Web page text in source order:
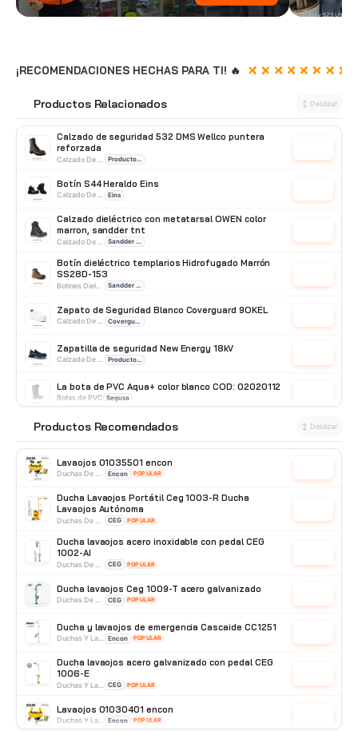
¡RECOMENDACIONES HECHAS PARA TI! 🔥
Productos Relacionados ↕ Deslizar
Calzado de seguridad 532 DMS Wellco puntera
reforzada
Producto Nacional
Botín S44 Heraldo Eins
Eins
Calzado dieléctrico con metatarsal OWEN color
marron, sandder tnt
Sandder TNT
Botín dieléctrico templarios Hidrofugado Marrón
SS28D-153
Sandder TNT
Zapato de Seguridad Blanco Coverguard 9OKEL
Zapatilla de seguridad New Energy 18kV
La bota de PVC Aqua+ color blanco COD: 02020112
Botas de PVC Segusa
Botín road antiestático, puntera y plantilla de
acero GX
Botín Punta de Acero GX
Productos Recomendados ↕ Deslizar
Lavaojos 01035501 encon
Encon POPULAR
Ducha Lavaojos Portátil Ceg 1003-R Ducha
Lavaojos Autónoma
CEG POPULAR
Ducha lavaojos acero inoxidable con pedal CEG
1002-AI
CEG POPULAR
Ducha lavaojos Ceg 1009-T acero galvanizado
CEG POPULAR
Ducha y lavaojos de emergencia Cascaide CC1251
Encon POPULAR
Ducha lavaojos acero galvanizado con pedal CEG
1006-E
CEG POPULAR
Lavaojos 01030401 encon
Encon POPULAR